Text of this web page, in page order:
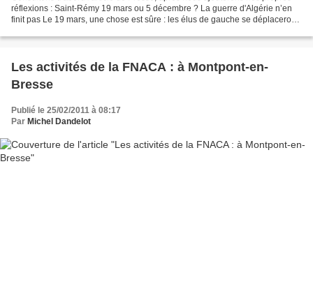
réflexions : Saint-Rémy 19 mars ou 5 décembre ? La guerre d'Algérie n’en
finit pas Le 19 mars, une chose est sûre : les élus de gauche se déplaceront
Les activités de la FNACA : à Montpont-en-
Bresse
Publié le 25/02/2011 à 08:17
Par Michel Dandelot